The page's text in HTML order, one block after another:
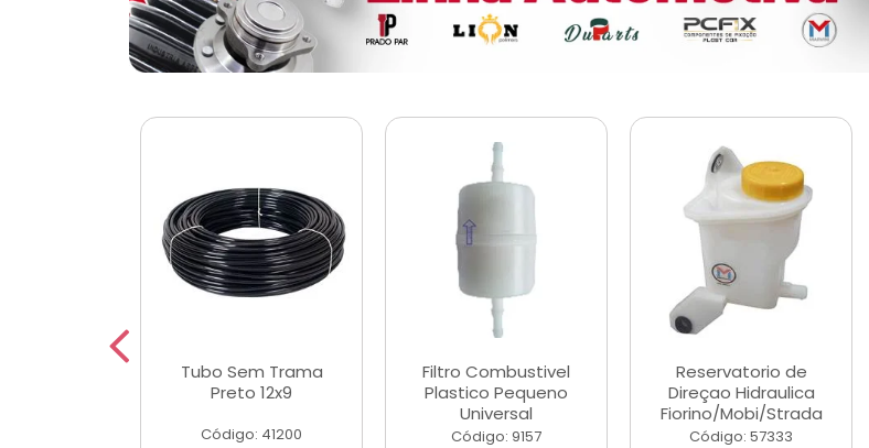
Tubo Sem Trama
Preto 12x9
Código: 41200
Filtro Combustivel
Plastico Pequeno
Universal
Código: 9157
Reservatorio de
Direçao Hidraulica
Fiorino/Mobi/Strada
Código: 57333